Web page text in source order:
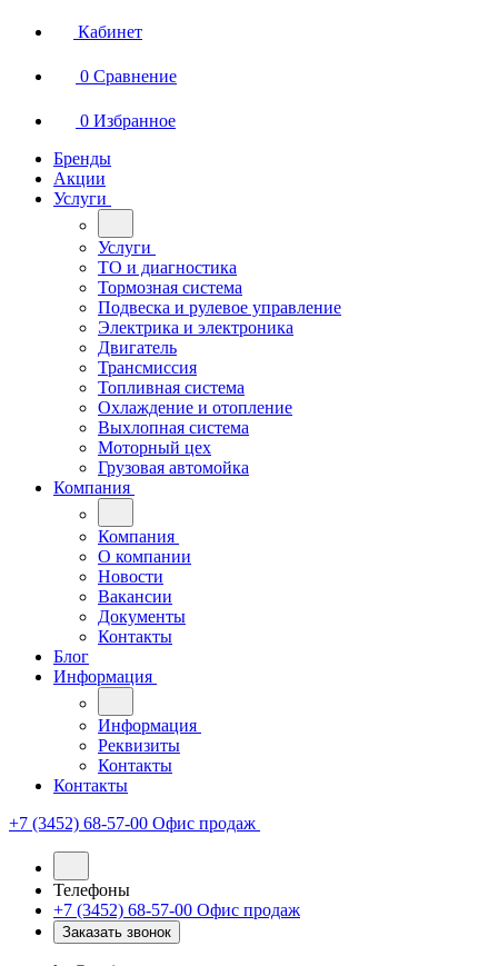
Кабинет
0 Сравнение
0 Избранное
Бренды
Акции
Услуги
Услуги
ТО и диагностика
Тормозная система
Подвеска и рулевое управление
Электрика и электроника
Двигатель
Трансмиссия
Топливная система
Охлаждение и отопление
Выхлопная система
Моторный цех
Грузовая автомойка
Компания
Компания
О компании
Новости
Вакансии
Документы
Контакты
Блог
Информация
Информация
Реквизиты
Контакты
Контакты
+7 (3452) 68-57-00 Офис продаж
Телефоны
+7 (3452) 68-57-00 Офис продаж
Заказать звонок